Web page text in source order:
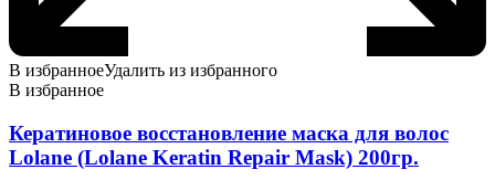
В избранноеУдалить из избранного
В избранное
Кератиновое восстановление маска для волос
Lolane (Lolane Keratin Repair Mask) 200гр.